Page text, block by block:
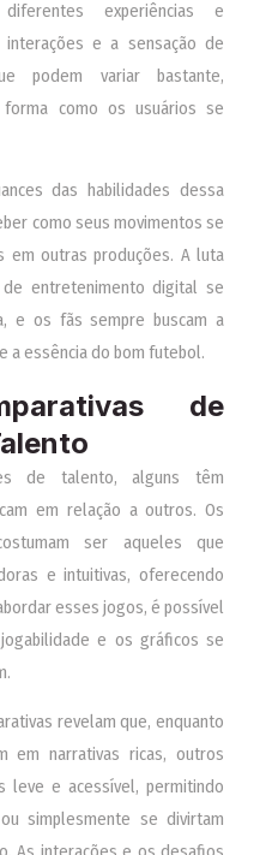
experiências e
interações e a sensação de
podem variar bastante,
como os usuários se
das habilidades dessa
como seus movimentos se
em outras produções. A luta
entretenimento digital se
e os fãs sempre buscam a
a essência do bom futebol.
de
de talento, alguns têm
em relação a outros. Os
ser aqueles que
e intuitivas, oferecendo
esses jogos, é possível
e os gráficos se
revelam que, enquanto
em narrativas ricas, outros
leve e acessível, permitindo
simplesmente se divirtam